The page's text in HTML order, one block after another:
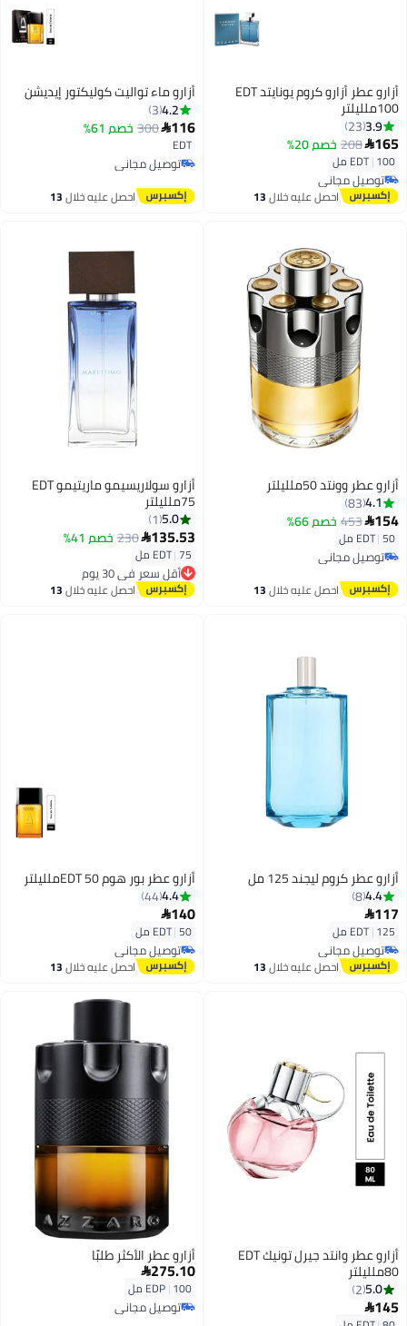
أزارو عطر أزارو كروم يونايتد EDT
100ملليلتر
3.9
23
165
208 خصم 20%
EDT|100 مل
توصيل مجاني
توصيل مجانياحصل عليه خلال13
أزارو ماء تواليت كوليكتور إيديشن
4.2
3
116
300 خصم 61%
EDT
توصيل مجاني
توصيل مجاني
احصل عليه خلال13
أزارو عطر وونتد 50ملليلتر
4.1
83
154
453 خصم 66%
EDT|50 مل
توصيل مجاني
توصيل مجاني
احصل عليه خلال13
أزارو سولاريسيمو ماريتيمو EDT
75ملليلتر
5.0
1
135.53
230 خصم 41%
EDT| 75 ملأقل سعر في 30 يوم
توصيل مجاني
أقل سعر في 30 يوماحصل عليه خلال13
أزارو عطر كروم ليجند 125 مل
4.4
8
117
EDT|125 مل
توصيل مجاني
توصيل مجانياحصل عليه خلال13
أزارو عطر بور هوم EDT 50ملليلتر
4.4
44
140
EDT|50 مل
توصيل مجاني
توصيل مجانياحصل عليه خلال13
أزارو عطر وانتد جيرل تونيك EDT
80ملليلتر
5.0
2
145
أزارو عطر الأكثر طلبًا
275.10
EDP|100 مل
توصيل مجاني
توصيل مجاني